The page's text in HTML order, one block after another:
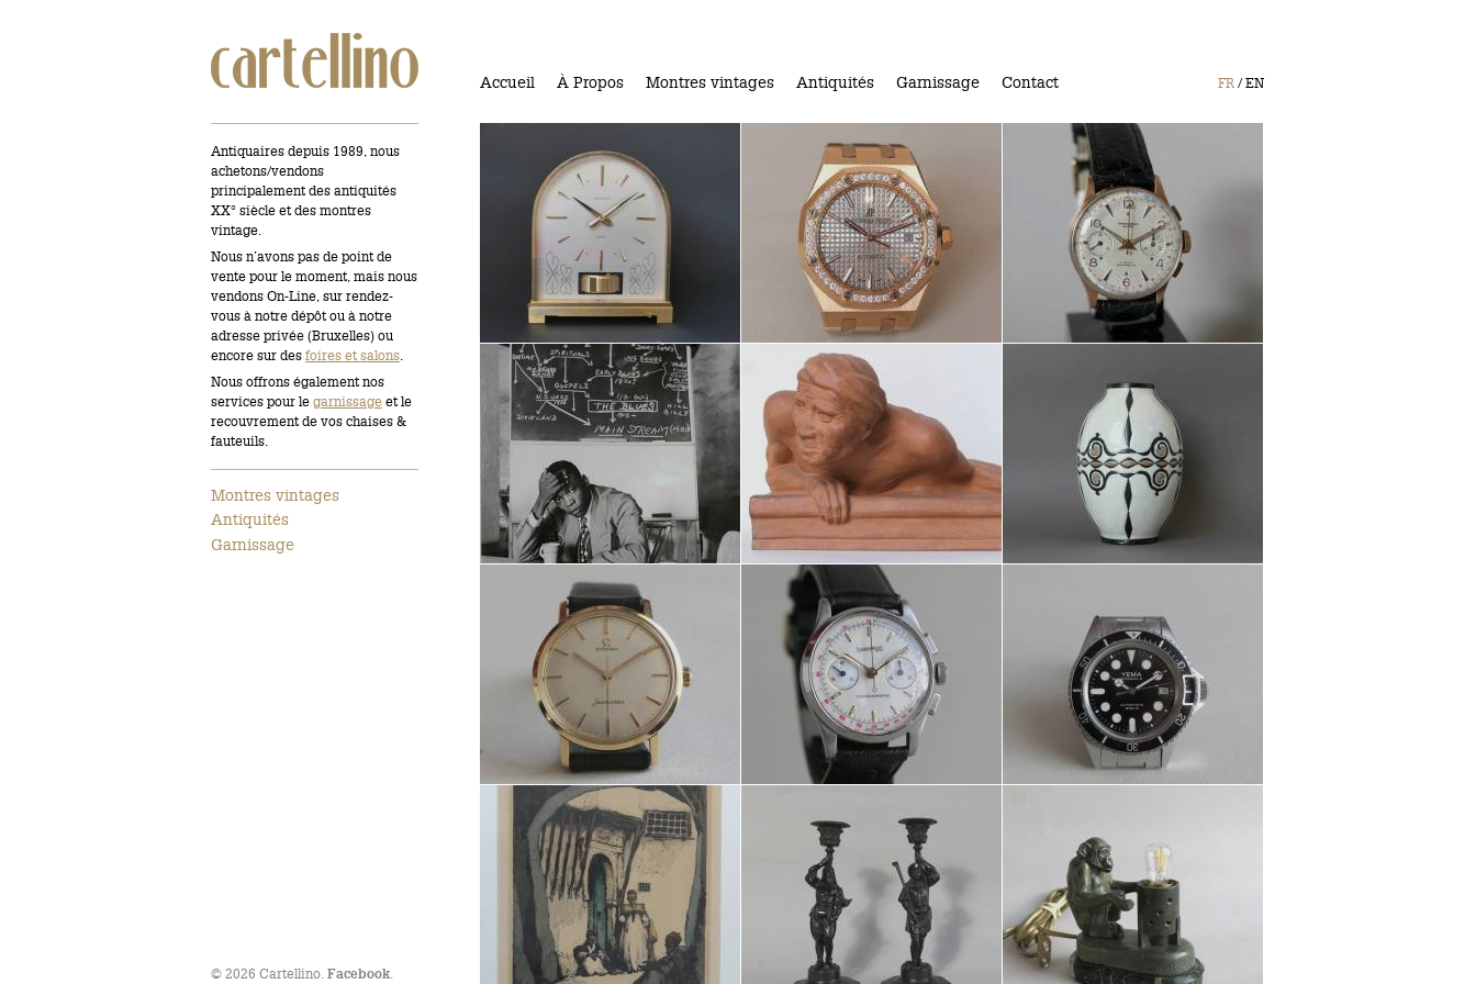
Accueil À Propos Montres vintages Antiquités Garnissage Contact FR EN
Antiquaires depuis 1989, nous
achetons/vendons
principalement des antiquités
XX° siècle et des montres
vintage.
Nous n’avons pas de point de
vente pour le moment, mais nous
vendons On-Line, sur rendez-
vous à notre dépôt ou à notre
adresse privée (Bruxelles) ou
encore sur des foires et salons.
Nous offrons également nos
services pour le garnissage et le
recouvrement de vos chaises &
fauteuils.
Montres vintages
Antiquités
Garnissage
© 2026 Cartellino. Facebook.